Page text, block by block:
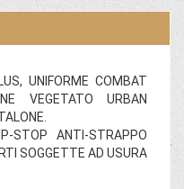
UNIFORME COMBAT
VEGETATO URBAN
STOP ANTI-STRAPPO
SOGGETTE AD USURA